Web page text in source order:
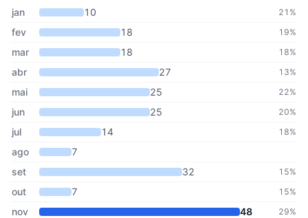
Cupons de Telefonia publicados por mês, somando os últimos 9
Mês Cupons publicados
jan 10 21%
fev 18 19%
mar 18 18%
abr 27 13%
mai 25 22%
jun 25 20%
jul 14 18%
ago
7
set
32 15%
out 7 15%
nov 48 29%